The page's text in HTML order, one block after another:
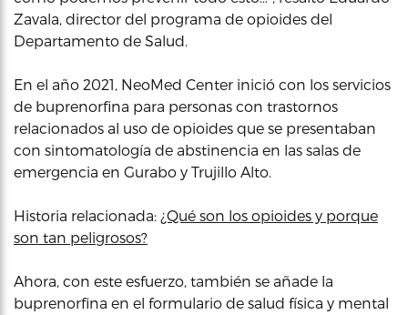
Zavala, director del programa de opioides del
Departamento de Salud.
En el año 2021, NeoMed Center inició con los servicios
de buprenorfina para personas con trastornos
relacionados al uso de opioides que se presentaban
con sintomatología de abstinencia en las salas de
emergencia en Gurabo y Trujillo Alto.
Historia relacionada: ¿Qué son los opioides y porque
son tan peligrosos?
Ahora, con este esfuerzo, también se añade la
buprenorfina en el formulario de salud física y mental